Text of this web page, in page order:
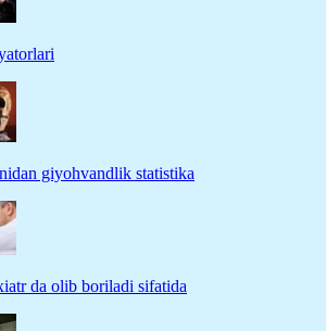
giyohvandlik statistika
da olib boriladi sifatida